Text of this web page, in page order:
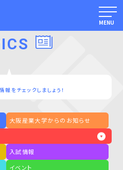
MENU
をチェックしましょう！
大阪産業大学からのお知らせ
入試情報
イベント